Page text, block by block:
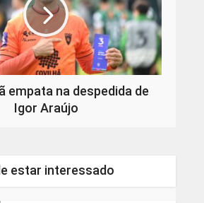
empata na despedida de
Igor Araújo
estar interessado